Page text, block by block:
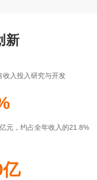
新
收入投入研究与开发
元，约占全年收入的21.8%